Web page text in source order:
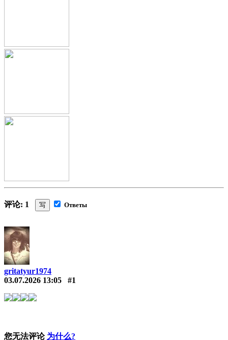
评论: 1 写 Ответы
gritatyur1974
03.07.2026 13:05
#1
您无法评论 为什么?